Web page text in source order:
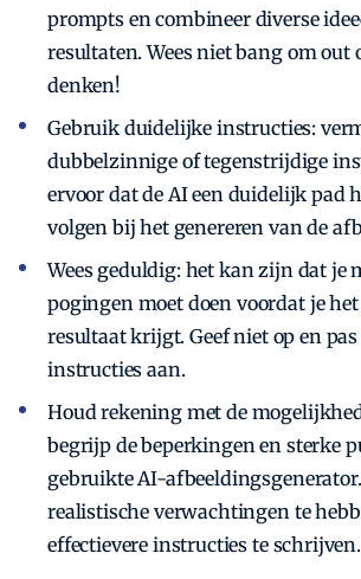
prompts en combineer diverse
resultaten. Wees niet bang om out
denken!
Gebruik duidelijke instructies:
dubbelzinnige of tegenstrijdige
ervoor dat de AI een duidelijk pad
volgen bij het genereren van de
Wees geduldig: het kan zijn dat je
pogingen moet doen voordat je
resultaat krijgt. Geef niet op en
instructies aan.
Houd rekening met de
begrijp de beperkingen en sterke
gebruikte AI-
realistische verwachtingen te
effectievere instructies te schrijven.